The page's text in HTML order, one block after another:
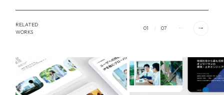
RELATED
WORKS
01 07